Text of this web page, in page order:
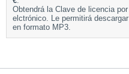
Obtendrá la Clave de licencia
elctrónico. Le permitirá
en formato MP3.